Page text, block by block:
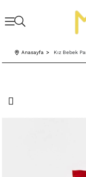
Anasayfa Kız Bebek